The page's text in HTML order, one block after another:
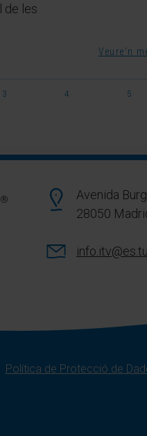
de les
Veure'n
3 4 5
Avenida
28050
Política de Protecció de